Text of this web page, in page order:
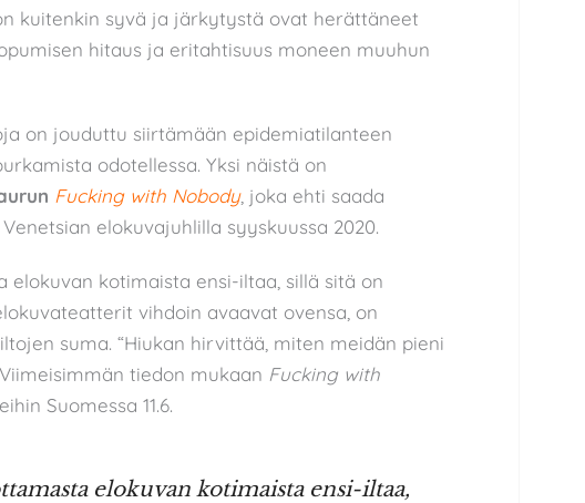
kuitenkin syvä ja järkytystä ovat herättäneet
hitaus ja eritahtisuus moneen muuhun
on jouduttu siirtämään epidemiatilanteen
odotellessa. Yksi näistä on
Fucking with Nobody, joka ehti saada
elokuvajuhlilla syyskuussa 2020.
elokuvan kotimaista ensi-iltaa, sillä sitä on
vihdoin avaavat ovensa, on
suma. “Hiukan hirvittää, miten meidän pieni
tiedon mukaan Fucking with
Suomessa 11.6.
elokuvan kotimaista ensi-iltaa,